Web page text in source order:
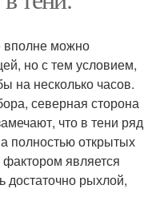
вполне можно
но с тем условием,
на несколько часов.
северная сторона
что в тени ряд
полностью открытых
является
достаточно рыхлой,